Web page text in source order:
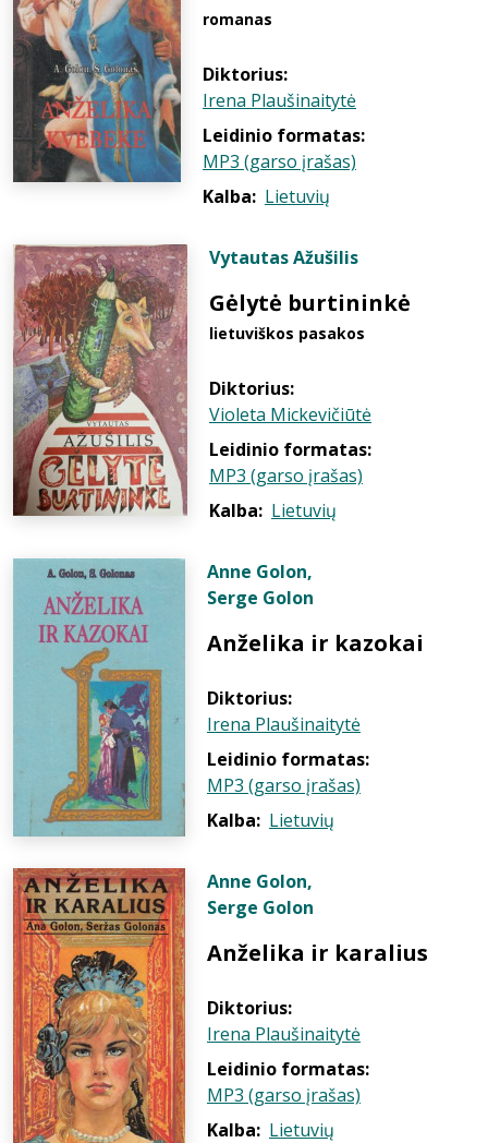
romanas
Diktorius:
Irena Plaušinaitytė
Leidinio formatas:
MP3 (garso įrašas)
Kalba: Lietuvių
Vytautas Ažušilis
Gėlytė burtininkė
lietuviškos pasakos
Diktorius:
Violeta Mickevičiūtė
Leidinio formatas:
MP3 (garso įrašas)
Kalba: Lietuvių
Anne Golon,
Serge Golon
Anželika ir kazokai
Diktorius:
Irena Plaušinaitytė
Leidinio formatas:
MP3 (garso įrašas)
Kalba: Lietuvių
Anne Golon,
Serge Golon
Anželika ir karalius
Diktorius:
Irena Plaušinaitytė
Leidinio formatas:
MP3 (garso įrašas)
Kalba: Lietuvių